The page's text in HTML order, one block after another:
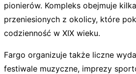
pionierów. Kompleks obejmuje
przeniesionych z okolicy, które
codzienność w XIX wieku.
Fargo organizuje także liczne
festiwale muzyczne, imprezy